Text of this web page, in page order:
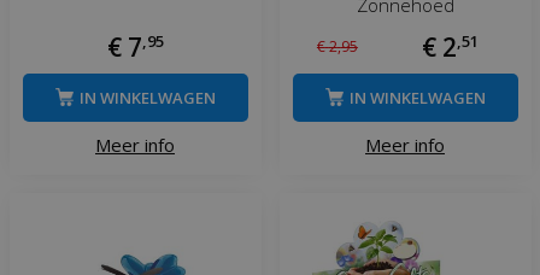
€ 7 95
Meer info
IN WINKELWAGEN
€2,95 € 2 51
Meer info
IN WINKELWAGEN